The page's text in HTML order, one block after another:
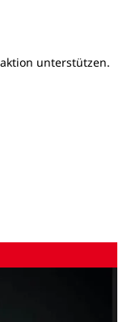
unterstützen.